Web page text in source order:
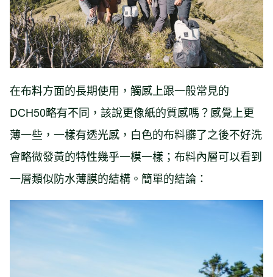
在布料方面的長期使用，觸感上跟一般常見的
DCH50略有不同，該說更像紙的質感嗎？感覺上更
薄一些，一樣有透光感，白色的布料髒了之後不好洗
會略微發黃的特性幾乎一模一樣；布料內層可以看到
一層類似防水薄膜的結構。簡單的結論：